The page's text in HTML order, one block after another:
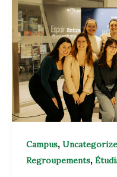
Campus,
Regroupements,